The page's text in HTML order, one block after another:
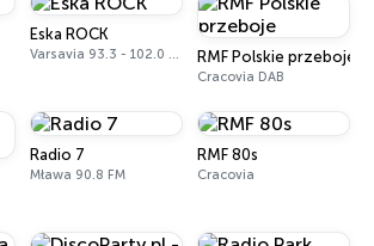
Eska ROCK
Varsavia 93.3 - 102.0 FM RMF Polskie przeboje
Cracovia DAB
Radio 7
Mława 90.8 FM
RMF 80s
Cracovia